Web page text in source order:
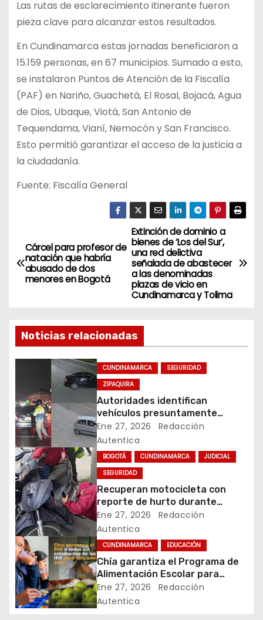
Las rutas de esclarecimiento itinerante fueron
pieza clave para alcanzar estos resultados.
En Cundinamarca estas jornadas beneficiaron a
15.159 personas, en 67 municipios. Sumado a esto,
se instalaron Puntos de Atención de la Fiscalía
(PAF) en Nariño, Guachetá, El Rosal, Bojacá, Agua
de Dios, Ubaque, Viotá, San Antonio de
Tequendama, Vianí, Nemocón y San Francisco.
Esto permitió garantizar el acceso de la justicia a
la ciudadanía.
Fuente: Fiscalía General
N
a
v
g
a
i
ó
n
d
e
e
n
t
r
Extinción de dominio a
bienes de ‘Los del Sur’,
una red delictiva
señalada de abastecer
a las denominadas
plazas de vicio en
Cundinamarca y Tolima
Cárcel para profesor de
natación que habría
abusado de dos
menores en Bogotá
Noticias relacionadas
CUNDINAMARCA
SEGURIDAD
ZIPAQUIRA
Autoridades identifican
vehículos presuntamente
vinculados a hurtos en
conjuntos residenciales de
Zipaquirá
Ene 27, 2026
Redacción
Autentica
BOGOTÁ CUNDINAMARCA
JUDICIAL
SEGURIDAD
Recuperan motocicleta con
reporte de hurto durante
operativo de seguridad en
Rafael Uribe Uribe
Ene 27, 2026
Redacción
Autentica
CUNDINAMARCA EDUCACIÓN
Chía garantiza el Programa de
Alimentación Escolar para
estudiantes de instituciones
oficiales
Ene 27, 2026
Redacción
Autentica